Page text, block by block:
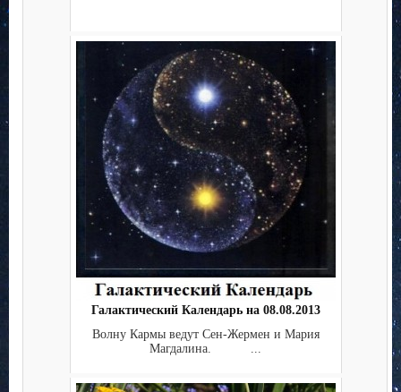
Галактический Календарь на 08.08.2013
Волну Кармы ведут Сен-Жермен и Мария
Магдалина. ...